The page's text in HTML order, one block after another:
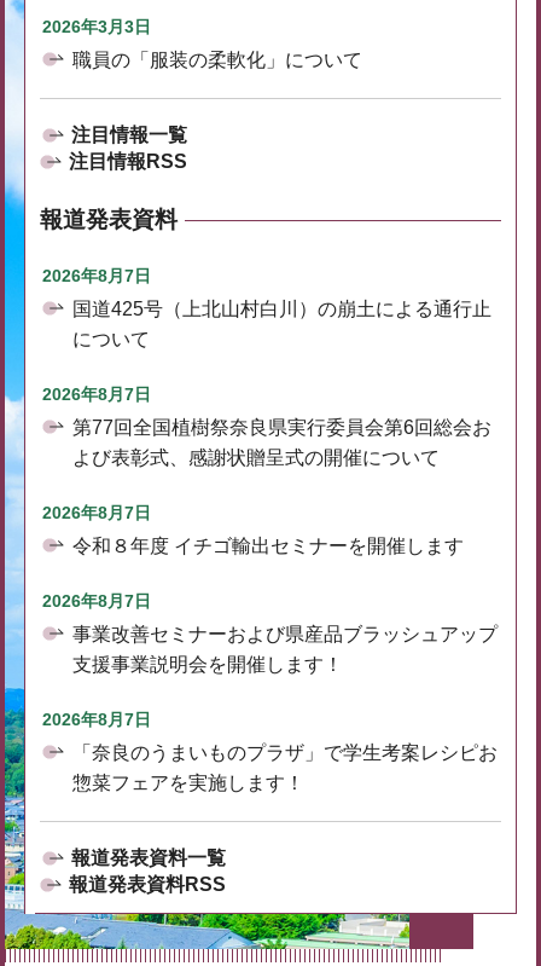
2026年3月3日
職員の「服装の柔軟化」について
注目情報一覧
注目情報RSS
報道発表資料
2026年8月7日
国道425号（上北山村白川）の崩土による通行止
について
2026年8月7日
第77回全国植樹祭奈良県実行委員会第6回総会お
よび表彰式、感謝状贈呈式の開催について
2026年8月7日
令和８年度 イチゴ輸出セミナーを開催します
2026年8月7日
事業改善セミナーおよび県産品ブラッシュアップ
支援事業説明会を開催します！
2026年8月7日
「奈良のうまいものプラザ」で学生考案レシピお
惣菜フェアを実施します！
報道発表資料一覧
報道発表資料RSS